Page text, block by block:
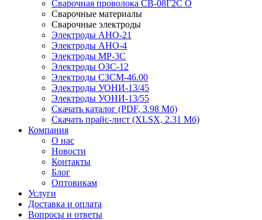
Сварочная проволока СВ-08Г2С О
Сварочные материалы
Сварочные электроды
Электроды АНО-21
Электроды АНО-4
Электроды МР-3С
Электроды ОЗС-12
Электроды СЗСМ-46.00
Электроды УОНИ-13/45
Электроды УОНИ-13/55
Скачать каталог (PDF, 3.98 Мб)
Скачать прайс-лист (XLSX, 2.31 Мб)
Компания
О нас
Новости
Контакты
Блог
Оптовикам
Услуги
Доставка и оплата
Вопросы и ответы